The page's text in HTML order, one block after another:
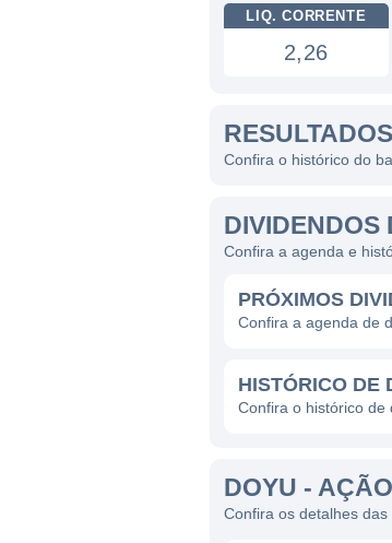
LIQ. CORRENTE
2,26
Confira o histórico do
DIVIDENDOS
Confira a agenda e
PRÓXIMOS
Confira a agenda de
HISTÓRICO DE
Confira o histórico de
DOYU - AÇÃO
Confira os detalhes das